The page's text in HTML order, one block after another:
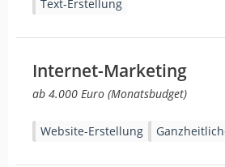
Text-Erstellung
Internet-Marketing
ab 4.000 Euro (Monatsbudget)
Website-Erstellung